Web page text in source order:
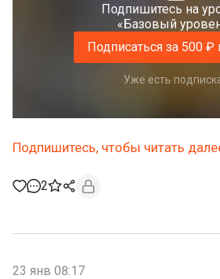
Подпишитесь на
«Базовый
Подписаться за 500 ₽
Уже есть
Подпишитесь, чтобы читать
2
23 янв 08:17